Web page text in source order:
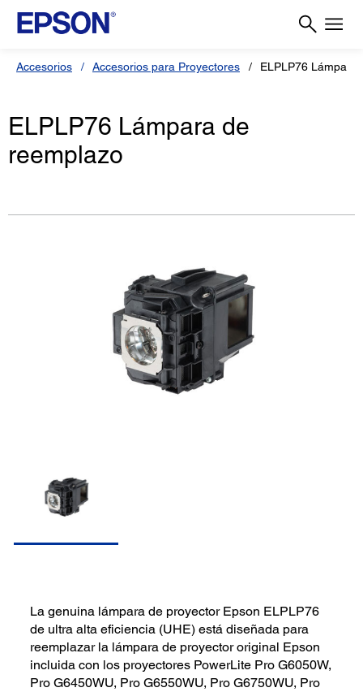
Accesorios Accesorios para Proyectores ELPLP76 Lámpara
ELPLP76 Lámpara de
reemplazo
La genuina lámpara de proyector Epson ELPLP76
de ultra alta eficiencia (UHE) está diseñada para
reemplazar la lámpara de proyector original Epson
incluida con los proyectores PowerLite Pro G6050W,
Pro G6450WU, Pro G6550WU, Pro G6750WU, Pro